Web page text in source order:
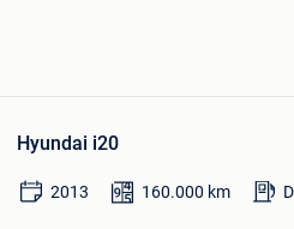
Hyundai i20
2013 160.000 km